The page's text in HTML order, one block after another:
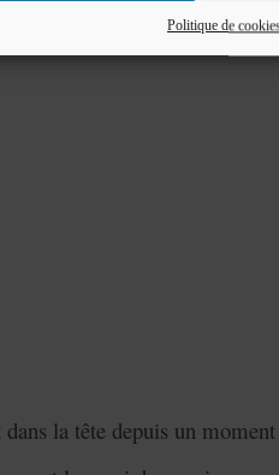
Politique de
la tête depuis un